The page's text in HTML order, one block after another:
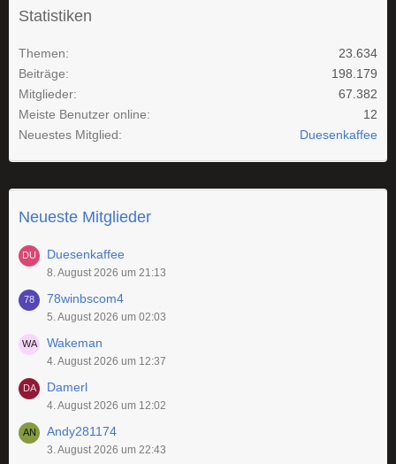
Statistiken
Themen
23.634
Beiträge
198.179
Mitglieder
67.382
Meiste Benutzer online
12
Neuestes Mitglied
Duesenkaffee
Neueste Mitglieder
Duesenkaffee
8. August 2026 um 21:13
78winbscom4
5. August 2026 um 02:03
Wakeman
4. August 2026 um 12:37
Damerl
4. August 2026 um 12:02
Andy281174
3. August 2026 um 22:43